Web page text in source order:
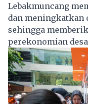
Lebakmuncang
dan meningkatkan
sehingga
perekonomian